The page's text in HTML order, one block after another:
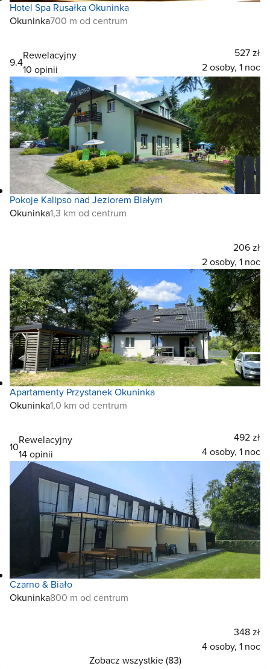
Hotel Spa Rusałka Okuninka
Okuninka700 m od centrum
9.4
Rewelacyjny
10 opinii
527 zł
2 osoby, 1 noc
Pokoje Kalipso nad Jeziorem Białym
Okuninka1,3 km od centrum
206 zł
2 osoby, 1 noc
Apartamenty Przystanek Okuninka
Okuninka1,0 km od centrum
10
Rewelacyjny
14 opinii
492 zł
4 osoby, 1 noc
Czarno & Biało
Okuninka800 m od centrum
348 zł
4 osoby, 1 noc
Zobacz wszystkie (83)